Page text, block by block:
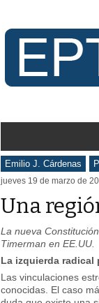
Emilio J. Cárdenas
jueves 19 de marzo de
Una
La nueva
Timerman en EE.UU.
La izquierda radical
Las vinculaciones
conocidas. El caso